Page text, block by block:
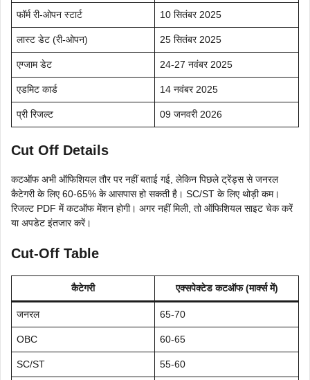
फॉर्म री-ओपन स्टार्ट 10 सितंबर 2025
लास्ट डेट (री-ओपन) 25 सितंबर 2025
एग्जाम डेट 24-27 नवंबर 2025
एडमिट कार्ड 14 नवंबर 2025
प्री रिजल्ट 09 जनवरी 2026
Cut Off Details
कटऑफ अभी ऑफिशियल तौर पर नहीं बताई गई, लेकिन पिछले ट्रेंड्स से जनरल
कैटेगरी के लिए 60-65% के आसपास हो सकती है। SC/ST के लिए थोड़ी कम।
रिजल्ट PDF में कटऑफ मेंशन होगी। अगर नहीं मिली, तो ऑफिशियल साइट चेक करें
या अपडेट इंतजार करें।
Cut-Off Table
कैटेगरी एक्सपेक्टेड कटऑफ (मार्क्स में)
जनरल 65-70
OBC 60-65
SC/ST 55-60